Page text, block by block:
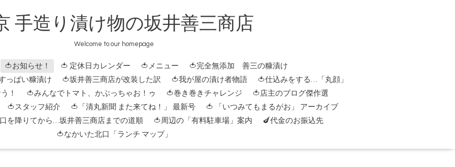
手造り漬け物の坂井善三商店
Welcome to our homepage
🍅お知らせ！ 🍅 定休日カレンダー 🍅メニュー
🍅完全無添加 善三の糠漬け
っぱい糠漬け
🍅坂井善三商店が改装した訳 🍅我が屋の漬け者物語
🍅仕込みをする…「丸顔」
！
🍅みんなでトマト、かぶっちゃお！ゥ 🍅巻き巻きチャレンジ
🍅店主のブログ傑作選
🍅スタッフ紹介
🍅「清丸新聞 また来てね！」 最新号
🍅 「いつみてもまるがお」 アーカイブ
を降りてから…坂井善三商店までの道順
🍅周辺の「有料駐車場」案内
🍆代金のお振込先
🍅なかいた北口「ランチ マップ」